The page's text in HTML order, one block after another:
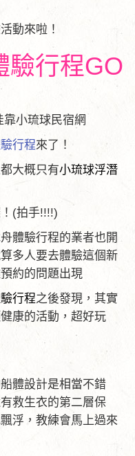
動來啦！
驗行程GO
行程來了！
大概只有小琉球浮潛
(拍手!!!!)
體驗行程的業者也開
多人要去體驗這個新
約的問題出現
行程之後發現，其實
康的活動，超好玩
體設計是相當不錯
救生衣的第二層保
浮，教練會馬上過來